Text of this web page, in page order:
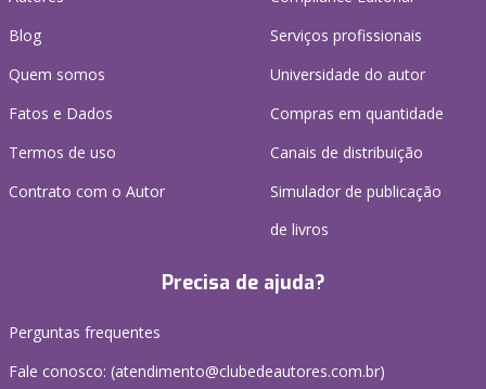
Blog
Quem somos
Fatos e Dados
Termos de uso
Contrato com o Autor
Serviços profissionais
Universidade do autor
Compras em quantidade
Canais de distribuição
Simulador de publicação
de livros
Precisa de ajuda?
Perguntas frequentes
Fale conosco: (atendimento@clubedeautores.com.br)